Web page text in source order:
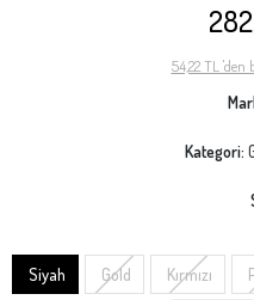
54,22 TL
Kategori:
Siyah Gold Kırmızı